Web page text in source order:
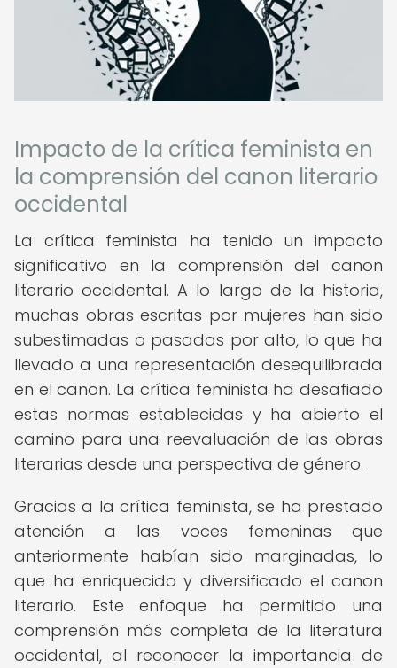
Impacto de la crítica feminista en
la comprensión del canon literario
occidental
La crítica feminista ha tenido un impacto
significativo en la comprensión del canon
literario occidental. A lo largo de la historia,
muchas obras escritas por mujeres han sido
subestimadas o pasadas por alto, lo que ha
llevado a una representación desequilibrada
en el canon. La crítica feminista ha desafiado
estas normas establecidas y ha abierto el
camino para una reevaluación de las obras
literarias desde una perspectiva de género.
Gracias a la crítica feminista, se ha prestado
atención a las voces femeninas que
anteriormente habían sido marginadas, lo
que ha enriquecido y diversificado el canon
literario. Este enfoque ha permitido una
comprensión más completa de la literatura
occidental, al reconocer la importancia de